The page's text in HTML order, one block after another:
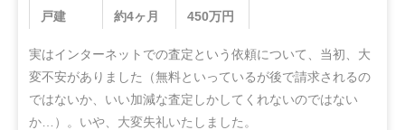
戸建
約4ヶ月
450万円
実はインターネットでの査定という依頼について、当初、大
変不安がありました（無料といっているが後で請求されるの
ではないか、いい加減な査定しかしてくれないのではない
か…）。いや、大変失礼いたしました。